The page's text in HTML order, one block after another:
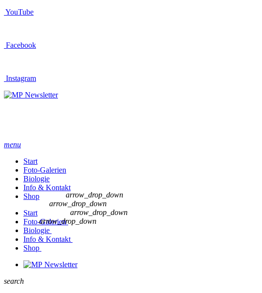
YouTube
Facebook
Instagram
Newsletter
menu
Start
Foto-Galerien
Biologie
Info & Kontakt
Shop
Start
Foto-Galerien
arrow_drop_down
Biologie
arrow_drop_down
Info & Kontakt
arrow_drop_down
Shop
arrow_drop_down
Newsletter
search